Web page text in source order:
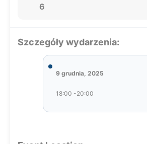
6
Szczegóły wydarzenia:
9 grudnia, 2025
18:00 -20:00